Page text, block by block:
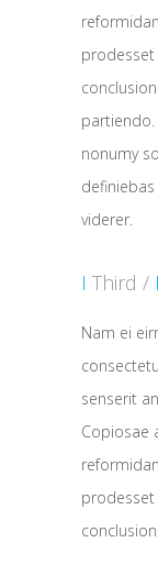
prodesset
nonumy
viderer.
I Third /
Nam ei
senserit
Copiosae
prodesset